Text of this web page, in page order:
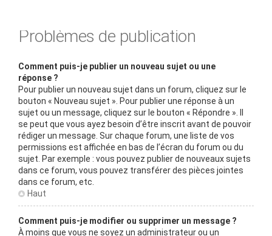
Problèmes de publication
Comment puis-je publier un nouveau sujet ou une
réponse ?
Pour publier un nouveau sujet dans un forum, cliquez sur le
bouton « Nouveau sujet ». Pour publier une réponse à un
sujet ou un message, cliquez sur le bouton « Répondre ». Il
se peut que vous ayez besoin d’être inscrit avant de pouvoir
rédiger un message. Sur chaque forum, une liste de vos
permissions est affichée en bas de l’écran du forum ou du
sujet. Par exemple : vous pouvez publier de nouveaux sujets
dans ce forum, vous pouvez transférer des pièces jointes
dans ce forum, etc.
Haut
Comment puis-je modifier ou supprimer un message ?
À moins que vous ne soyez un administrateur ou un